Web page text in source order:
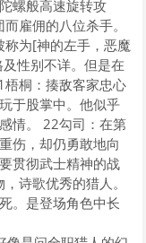
螺般高速旋转攻
雇佣的八位杀手。
为[神的左手，恶魔
性别不详。但是在
桐：揍敌客家忠心
于股掌中。他似乎
情。 22勾司：在第
伤，却仍勇敢地向
贯彻武士精神的战
诗歌优秀的猎人。
。是登场角色中长